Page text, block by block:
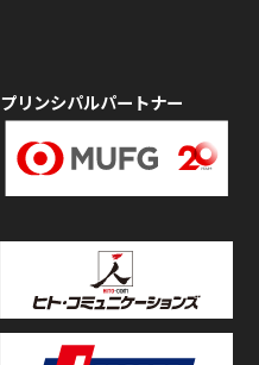
プリンシパルパートナー